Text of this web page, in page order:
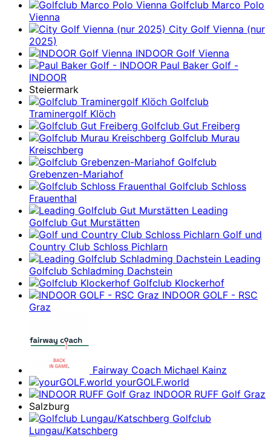
Golfclub Marco Polo
Vienna
City Golf Vienna (nur
2025)
INDOOR Golf Vienna
Paul Baker Golf -
INDOOR
Steiermark
Golfclub
Traminergolf Klöch
Golfclub Gut Freiberg
Golfclub Murau
Kreischberg
Golfclub
Grebenzen-Mariahof
Golfclub Schloss
Frauenthal
Leading
Golfclub Gut Murstätten
Golf und
Country Club Schloss Pichlarn
Leading
Golfclub Schladming Dachstein
Golfclub Klockerhof
INDOOR GOLF - RSC
Graz
Fairway Coach Michael Kainz
yourGOLF.world
INDOOR RUFF Golf Graz
Salzburg
Golfclub
Lungau/Katschberg